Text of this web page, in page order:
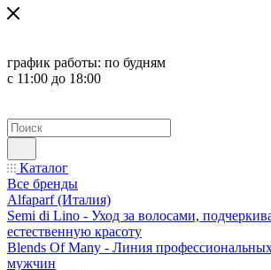
график работы: по будням
с 11:00 до 18:00
Каталог
Все бренды
Alfaparf (Италия)
Semi di Lino - Уход за волосами,
естественную красоту
Blends Of Many - Линия
мужчин